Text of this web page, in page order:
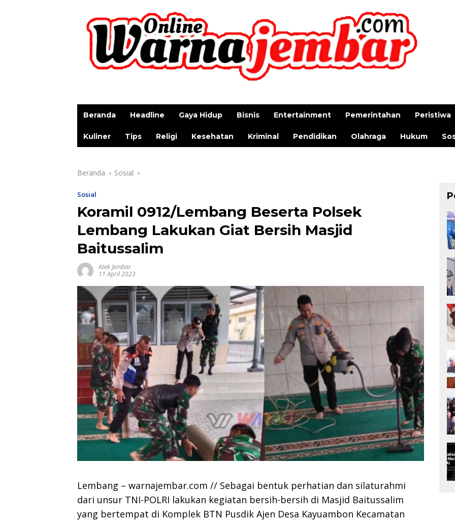
Beranda Headline Gaya Hidup Bisnis Entertainment Pemerintahan Peristiwa
Kuliner Tips Religi Kesehatan Kriminal Pendidikan Olahraga Hukum
Beranda Sosial
Sosial
Koramil 0912/Lembang Beserta Polsek
Lembang Lakukan Giat Bersih Masjid
Baitussalim
Atek Jembar
11 April 2023
Lembang – warnajembar.com // Sebagai bentuk perhatian dan silaturahmi
dari unsur TNI-POLRI lakukan kegiatan bersih-bersih di Masjid Baitussalim
yang bertempat di Komplek BTN Pusdik Ajen Desa Kayuambon Kecamatan